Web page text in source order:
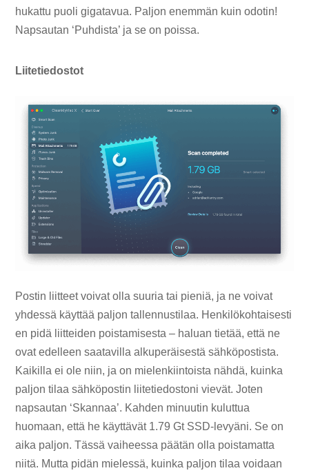
hukattu puoli gigatavua. Paljon enemmän kuin odotin!
Napsautan ‘Puhdista’ ja se on poissa.
Liitetiedostot
Postin liitteet voivat olla suuria tai pieniä, ja ne voivat
yhdessä käyttää paljon tallennustilaa. Henkilökohtaisesti
en pidä liitteiden poistamisesta – haluan tietää, että ne
ovat edelleen saatavilla alkuperäisestä sähköpostista.
Kaikilla ei ole niin, ja on mielenkiintoista nähdä, kuinka
paljon tilaa sähköpostin liitetiedostoni vievät. Joten
napsautan ‘Skannaa’. Kahden minuutin kuluttua
huomaan, että he käyttävät 1.79 Gt SSD-levyäni. Se on
aika paljon. Tässä vaiheessa päätän olla poistamatta
niitä. Mutta pidän mielessä, kuinka paljon tilaa voidaan